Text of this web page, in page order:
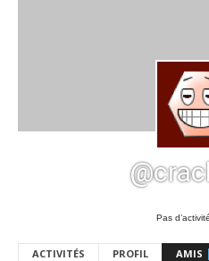
Pas
ACTIVITÉS PROFIL AMIS